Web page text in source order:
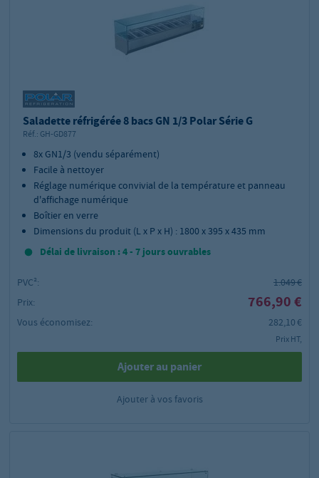
Saladette réfrigérée 8 bacs GN 1/3 Polar Série G
Réf.: GH-GD877
8x GN1/3 (vendu séparément)
Facile à nettoyer
Réglage numérique convivial de la température et panneau
d'affichage numérique
Boîtier en verre
Dimensions du produit (L x P x H) : 1800 x 395 x 435 mm
Délai de livraison : 4 - 7 jours ouvrables
PVC²:
1.049 €
Prix:
766,90 €
Vous économisez: 282,10 €
Prix HT,
Ajouter au panier
Ajouter à vos favoris